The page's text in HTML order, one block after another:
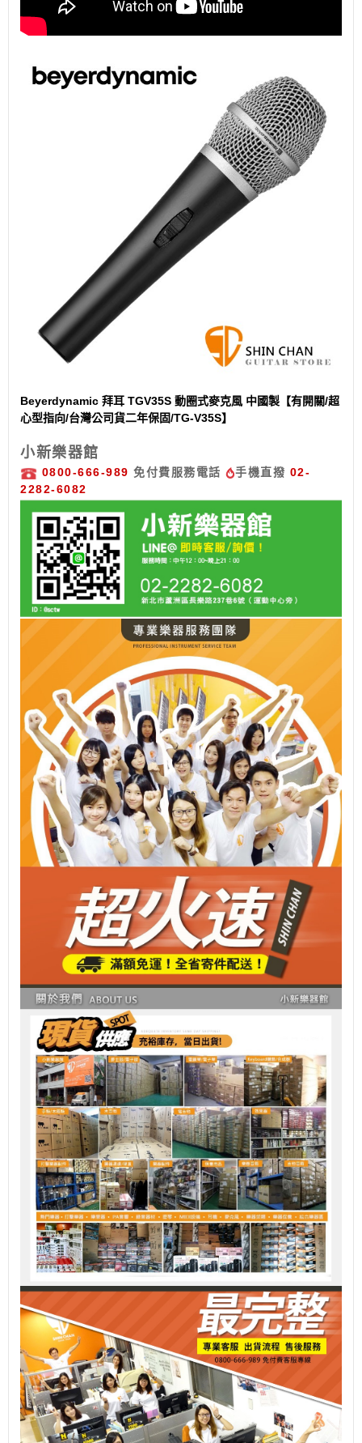
Beyerdynamic 拜耳 TGV35S 動圈式麥克風 中國製【有開關/超
心型指向/台灣公司貨二年保固/TG-V35S】
小新樂器館
0800-666-989 免付費服務電話 手機直撥 02-
2282-6082